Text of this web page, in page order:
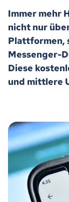
Immer mehr
nicht nur
Plattformen,
Messenger-
Diese
und mittlere